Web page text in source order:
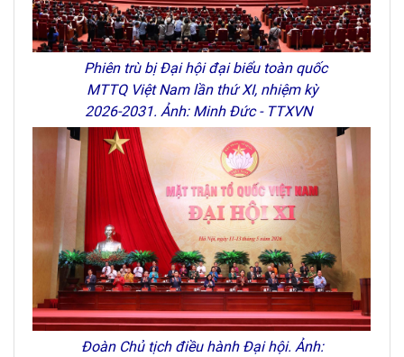
Phiên trù bị Đại hội đại biểu toàn quốc
MTTQ Việt Nam lần thứ XI, nhiệm kỳ
2026-2031. Ảnh: Minh Đức - TTXVN
Đoàn Chủ tịch điều hành Đại hội. Ảnh: